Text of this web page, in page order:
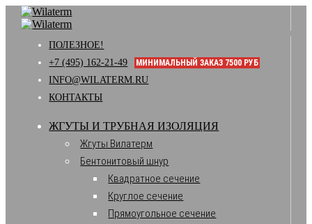
ПОЛЕЗНОЕ!
+7 (495) 162-21-49
МИНИМАЛЬНЫЙ ЗАКАЗ 7500 РУБ
INFO@WILATERM.RU
КОНТАКТЫ
ЖГУТЫ И ТРУБНАЯ ИЗОЛЯЦИЯ
Жгуты Вилатерм
Бентонитовый шнур
Квадратное сечение
Круглое сечение
Прямоугольное сечение